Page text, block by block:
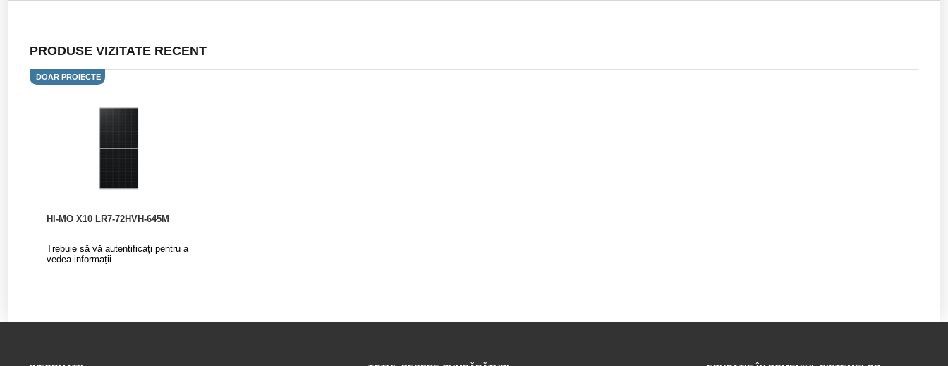
PRODUSE VIZITATE RECENT
DOAR PROIECTE
HI-MO X10 LR7-72HVH-645M
Trebuie să vă autentificați pentru a
vedea informații